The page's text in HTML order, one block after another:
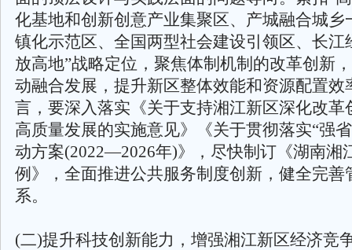
化基地和创新创意产业集聚区、产城融合城乡
镇化示范区、全国两型社会建设引领区、长江
放高地”战略定位，聚焦体制机制的改革创新
动融合发展，提升新区整体效能和资源配置效
言，要深入落实《关于支持湘江新区深化改革
高质量发展的实施意见》《关于贯彻落实“强
动方案(2022—2026年)》，尽快制订《湖南湘
例》，全面推进公共服务制度创新，健全完善
系。
(二)提升科技创新能力，增强湘江新区经济竞